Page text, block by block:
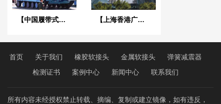
【中国履带式两栖装甲车辆项目】橡胶接头合同 【上海香港广场项目】弹簧减震器合同
首页 关于我们 橡胶软接头 金属软接头
弹簧减震器
检测证书
案例中心 新闻中心 联系我们
所有内容未经授权禁止转载、摘编、复制或建立镜像，如有违反，